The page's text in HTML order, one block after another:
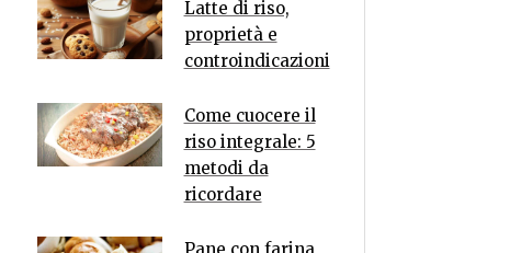
Latte di riso,
proprietà e
controindicazioni
Come cuocere il
riso integrale: 5
metodi da
ricordare